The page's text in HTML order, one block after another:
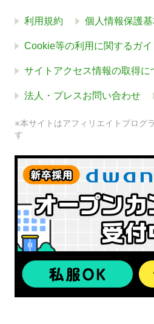
利用規約 個人情報保護
Cookie等の利用に関するガイ
サイトアクセス情報の取得に
法人・プレスお問い合わせ
※本サイトはアフィリエイトプログ
す